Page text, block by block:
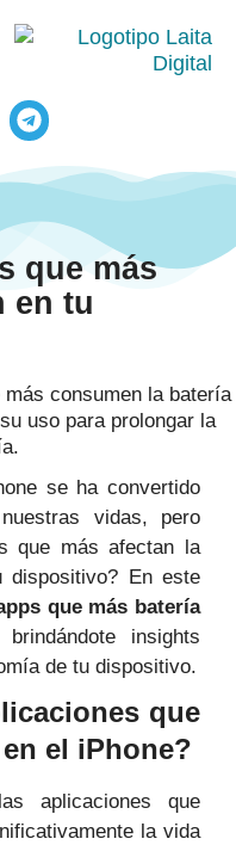
que más
en tu
se ha convertido
vidas, pero
que más afectan la
En este
que más batería
insights
de tu dispositivo.
que
el iPhone?
aplicaciones que
la vida